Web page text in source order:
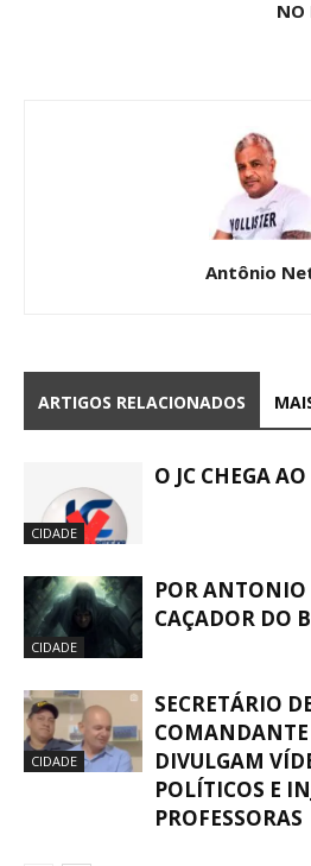
NO
Antônio
ARTIGOS RELACIONADOS
CIDADE
O JC CHEGA
CIDADE
POR ANTONIO
CAÇADOR DO
CIDADE
SECRETÁRIO
COMANDANTE
DIVULGAM
POLÍTICOS E
PROFESSORAS